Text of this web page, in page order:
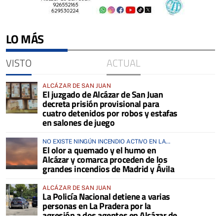
LO MÁS
VISTO ACTUAL
ALCÁZAR DE SAN JUAN
El juzgado de Alcázar de San Juan
decreta prisión provisional para
cuatro detenidos por robos y estafas
en salones de juego
NO EXISTE NINGÚN INCENDIO ACTIVO EN LA
COMARCA
El olor a quemado y el humo en
Alcázar y comarca proceden de los
grandes incendios de Madrid y Ávila
ALCÁZAR DE SAN JUAN
La Policía Nacional detiene a varias
personas en La Pradera por la